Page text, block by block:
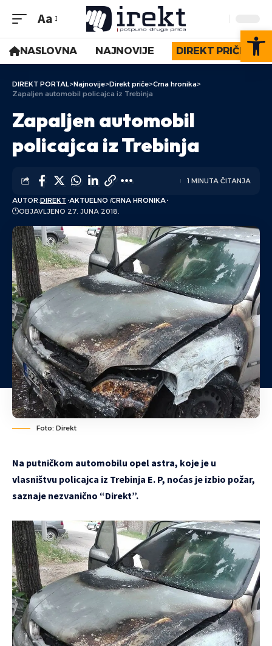
Aa
NASLOVNA NAJNOVIJE DIREKT PRIČE
DIREKT PORTAL>Najnovije>Direkt priče>Crna hronika>
Zapaljen automobil policajca iz Trebinja
Zapaljen automobil
policajca iz Trebinja
AUTOR:DIREKT AKTUELNO CRNA HRONIKA
OBJAVLJENO 27. JUNA 2018.
1 MINUTA ČITANJA
Foto: Direkt
Na putničkom automobilu opel astra, koje je u
vlasništvu policajca iz Trebinja E. P, noćas je izbio požar,
saznaje nezvanično “Direkt”.